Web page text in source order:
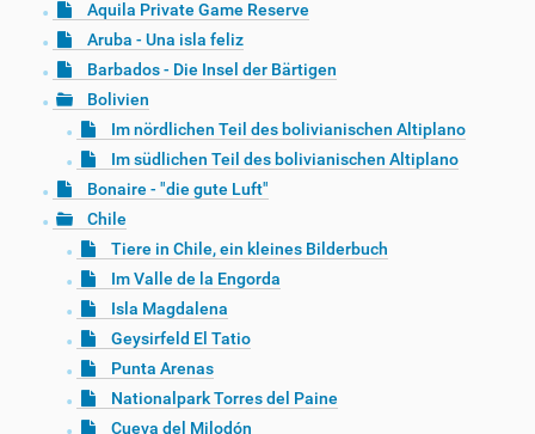
Aquila Private Game Reserve
Aruba - Una isla feliz
Barbados - Die Insel der Bärtigen
Bolivien
Im nördlichen Teil des bolivianischen Altiplano
Im südlichen Teil des bolivianischen Altiplano
Bonaire - "die gute Luft"
Chile
Tiere in Chile, ein kleines Bilderbuch
Im Valle de la Engorda
Isla Magdalena
Geysirfeld El Tatio
Punta Arenas
Nationalpark Torres del Paine
Cueva del Milodón